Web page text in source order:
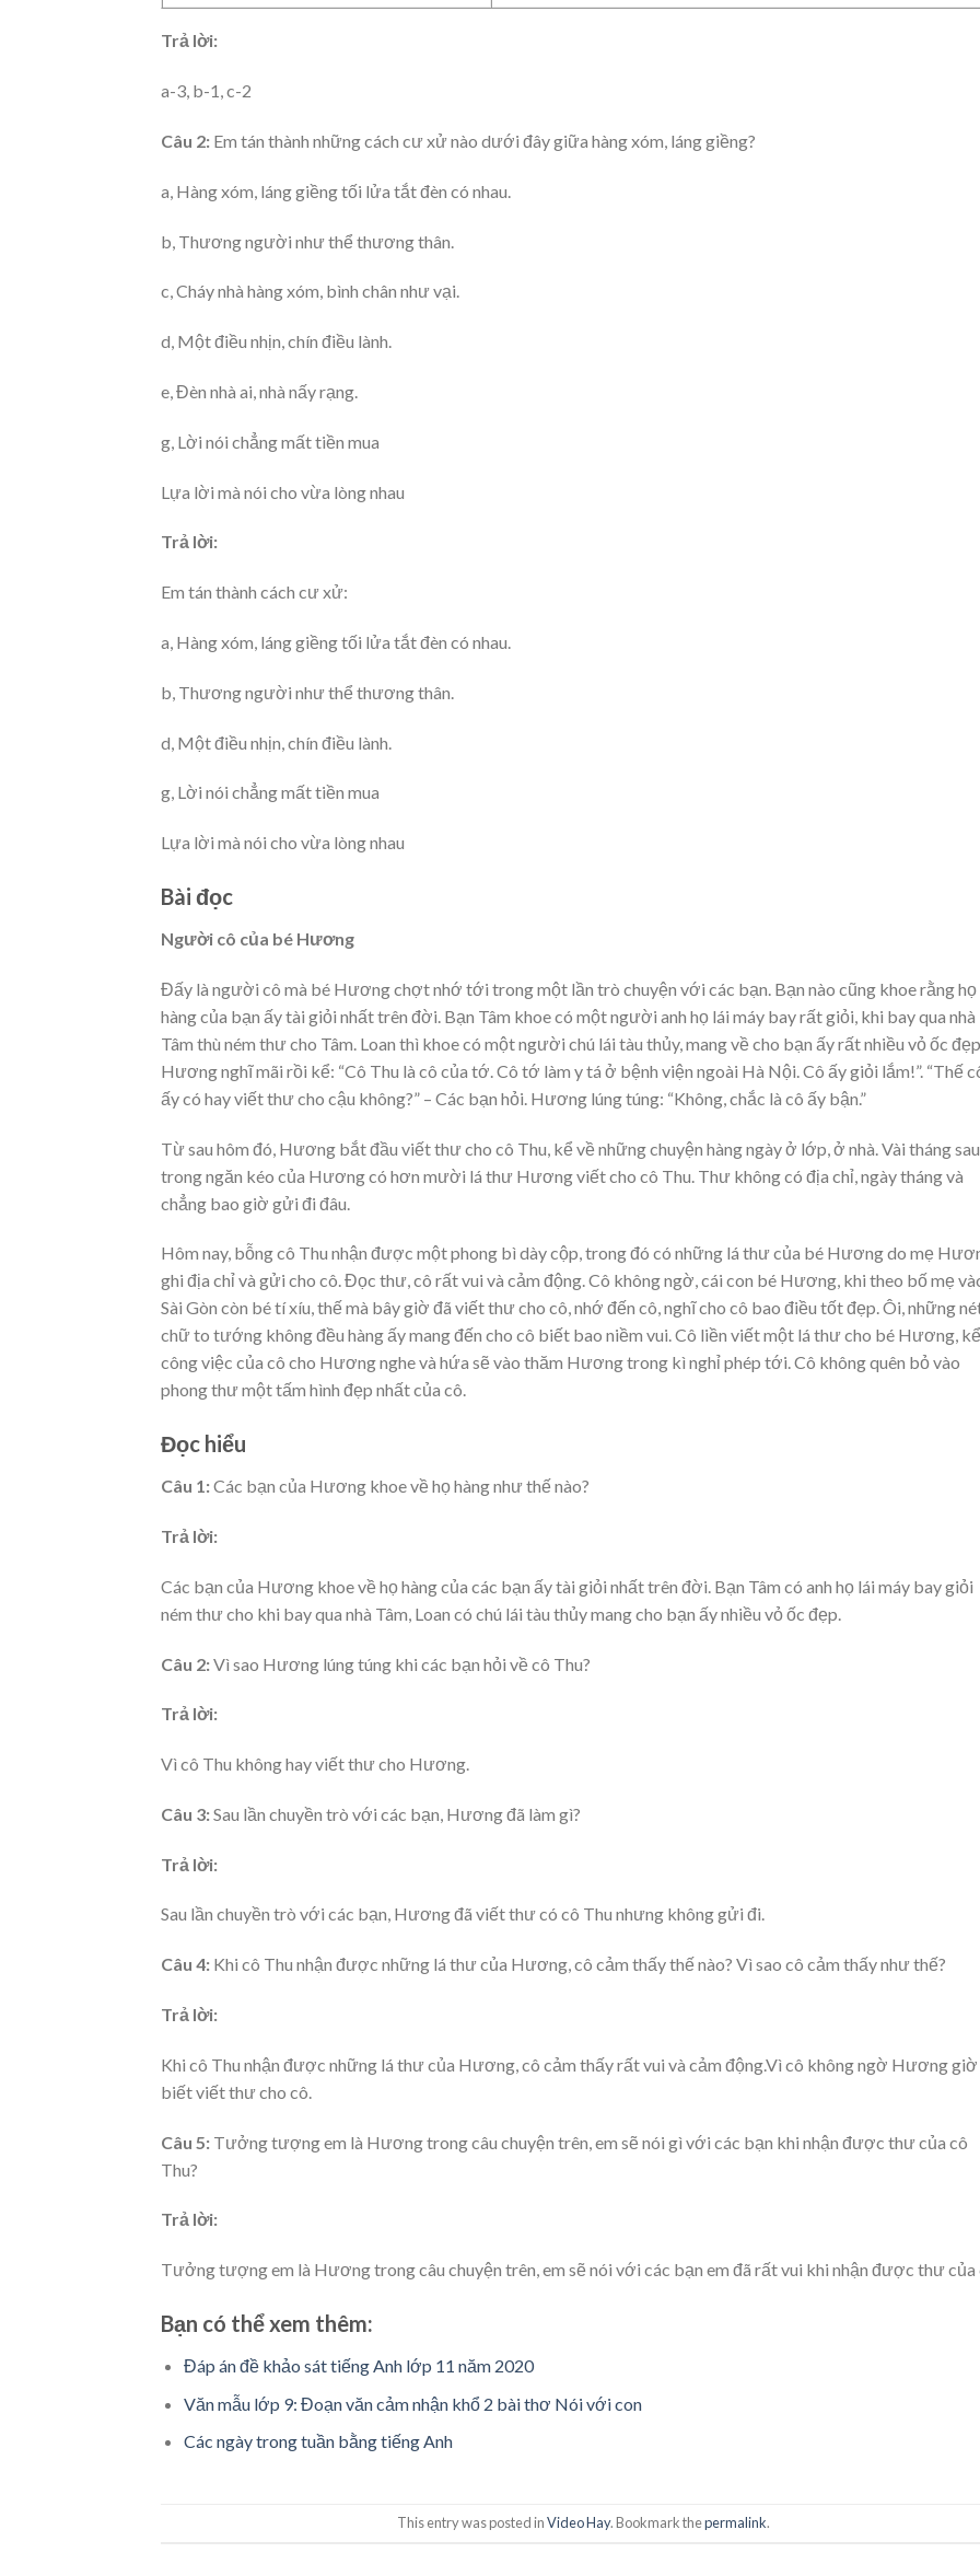
Trả lời:
a-3, b-1, c-2
Câu 2: Em tán thành những cách cư xử nào dưới đây giữa hàng xóm, láng giềng?
a, Hàng xóm, láng giềng tối lửa tắt đèn có nhau.
b, Thương người như thể thương thân.
c, Cháy nhà hàng xóm, bình chân như vại.
d, Một điều nhịn, chín điều lành.
e, Đèn nhà ai, nhà nấy rạng.
g, Lời nói chẳng mất tiền mua
Lựa lời mà nói cho vừa lòng nhau
Trả lời:
Em tán thành cách cư xử:
a, Hàng xóm, láng giềng tối lửa tắt đèn có nhau.
b, Thương người như thể thương thân.
d, Một điều nhịn, chín điều lành.
g, Lời nói chẳng mất tiền mua
Lựa lời mà nói cho vừa lòng nhau
Bài đọc
Người cô của bé Hương
Đấy là người cô mà bé Hương chợt nhớ tới trong một lần trò chuyện với các bạn. Bạn nào cũng khoe rằng họ
hàng của bạn ấy tài giỏi nhất trên đời. Bạn Tâm khoe có một người anh họ lái máy bay rất giỏi, khi bay qua nhà
Tâm thù ném thư cho Tâm. Loan thì khoe có một người chú lái tàu thủy, mang về cho bạn ấy rất nhiều vỏ ốc
Hương nghĩ mãi rồi kể: “Cô Thu là cô của tớ. Cô tớ làm y tá ở bệnh viện ngoài Hà Nội. Cô ấy giỏi lắm!”. “Thế
ấy có hay viết thư cho cậu không?” – Các bạn hỏi. Hương lúng túng: “Không, chắc là cô ấy bận.”
Từ sau hôm đó, Hương bắt đầu viết thư cho cô Thu, kể về những chuyện hàng ngày ở lớp, ở nhà. Vài tháng
trong ngăn kéo của Hương có hơn mười lá thư Hương viết cho cô Thu. Thư không có địa chỉ, ngày tháng và
chẳng bao giờ gửi đi đâu.
Hôm nay, bỗng cô Thu nhận được một phong bì dày cộp, trong đó có những lá thư của bé Hương do mẹ
ghi địa chỉ và gửi cho cô. Đọc thư, cô rất vui và cảm động. Cô không ngờ, cái con bé Hương, khi theo bố mẹ
Sài Gòn còn bé tí xíu, thế mà bây giờ đã viết thư cho cô, nhớ đến cô, nghĩ cho cô bao điều tốt đẹp. Ôi, những
chữ to tướng không đều hàng ấy mang đến cho cô biết bao niềm vui. Cô liền viết một lá thư cho bé Hương, kể
công việc của cô cho Hương nghe và hứa sẽ vào thăm Hương trong kì nghỉ phép tới. Cô không quên bỏ vào
phong thư một tấm hình đẹp nhất của cô.
Đọc hiểu
Câu 1:Các bạn của Hương khoe về họ hàng như thế nào?
Trả lời:
Các bạn của Hương khoe về họ hàng của các bạn ấy tài giỏi nhất trên đời. Bạn Tâm có anh họ lái máy bay giỏi
ném thư cho khi bay qua nhà Tâm, Loan có chú lái tàu thủy mang cho bạn ấy nhiều vỏ ốc đẹp.
Câu 2:Vì sao Hương lúng túng khi các bạn hỏi về cô Thu?
Trả lời:
Vì cô Thu không hay viết thư cho Hương.
Câu 3:Sau lần chuyền trò với các bạn, Hương đã làm gì?
Trả lời:
Sau lần chuyền trò với các bạn, Hương đã viết thư có cô Thu nhưng không gửi đi.
Câu 4: Khi cô Thu nhận được những lá thư của Hương, cô cảm thấy thế nào? Vì sao cô cảm thấy như thế?
Trả lời:
Khi cô Thu nhận được những lá thư của Hương, cô cảm thấy rất vui và cảm động.Vì cô không ngờ Hương giờ
biết viết thư cho cô.
Câu 5: Tưởng tượng em là Hương trong câu chuyện trên, em sẽ nói gì với các bạn khi nhận được thư của cô
Thu?
Trả lời:
Tưởng tượng em là Hương trong câu chuyện trên, em sẽ nói với các bạn em đã rất vui khi nhận được thư của
Bạn có thể xem thêm:
Đáp án đề khảo sát tiếng Anh lớp 11 năm 2020
Văn mẫu lớp 9: Đoạn văn cảm nhận khổ 2 bài thơ Nói với con
Các ngày trong tuần bằng tiếng Anh
This entry was posted inVideo Hay. Bookmark thepermalink.